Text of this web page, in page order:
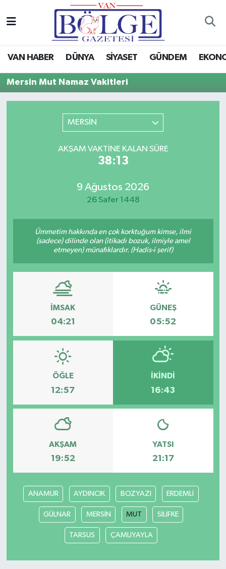
VAN HABER DÜNYA SİYASET GÜNDEM
Mersin Mut Namaz Vakitleri
MERSİN
AKŞAM VAKTINE KALAN SÜRE
38:13
9 Ağustos 2026
26 Safer 1448
Ümmetim hakkında en çok korktuğum kimse, ilmi
(sadece) dilinde olan (itikadı bozuk, ilmiyle amel
etmeyen) münafıklardır. (Hadis-i şerif)
İMSAK
04:21
GÜNEŞ
05:52
ÖĞLE
12:57
İKINDI
16:43
AKŞAM
19:52
YATSI
21:17
ANAMUR AYDINCIK BOZYAZI ERDEMLİ
GÜLNAR MERSİN MUT SİLİFKE
TARSUS ÇAMLIYAYLA
Van Haber
Dünya
RESMİ İLANLAR
Hava Durumu
Tüm Manşetler